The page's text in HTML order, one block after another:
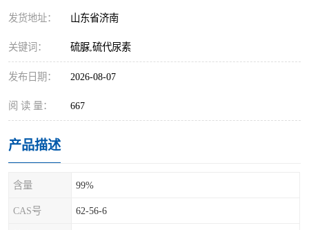
发货地址： 山东省济南
关键词： 硫脲,硫代尿素
发布日期： 2026-08-07
阅 读 量： 667
产品描述
含量 99%
CAS号 62-56-6
酯类
烷烃化工原料